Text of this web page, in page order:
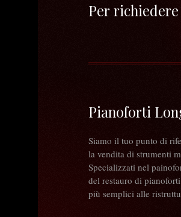
Per
Pianoforti
Siamo il tuo punto di
la vendita di strumenti
Specializzati nel
del restauro di
più semplici alle